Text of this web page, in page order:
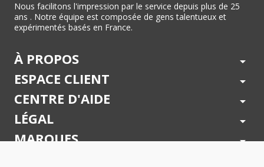
Nous facilitons l'impression par le service depuis plus de 25
ans . Notre équipe est composée de gens talentueux et
expérimentés basés en France.
À PROPOS arrow_drop_down
ESPACE CLIENT arrow_drop_down
CENTRE D'AIDE arrow_drop_down
LÉGAL arrow_drop_down
MARQUES arrow_drop_down